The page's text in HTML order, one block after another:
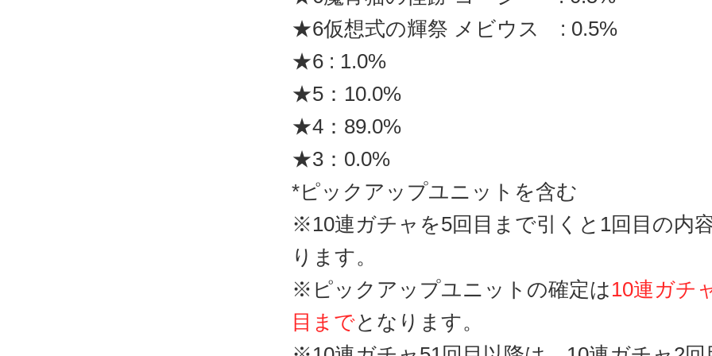
★6仮想式の輝祭 メビウス : 0.5%
★6 : 1.0%
★5：10.0%
★4：89.0%
★3：0.0%
*ピックアップユニットを含む
※10連ガチャを5回目まで引くと1回目の内
ります。
※ピックアップユニットの確定は10連ガチ
目までとなります。